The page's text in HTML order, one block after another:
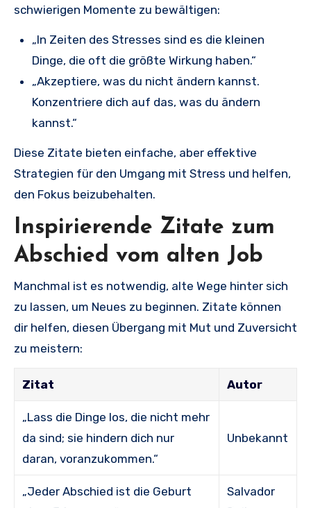
schwierigen Momente zu bewältigen:
„In Zeiten des Stresses sind es die kleinen
Dinge, die oft die größte Wirkung haben.“
„Akzeptiere, was du nicht ändern kannst.
Konzentriere dich auf das, was du ändern
kannst.“
Diese Zitate bieten einfache, aber effektive
Strategien für den Umgang mit Stress und helfen,
den Fokus beizubehalten.
Inspirierende Zitate zum
Abschied vom alten Job
Manchmal ist es notwendig, alte Wege hinter sich
zu lassen, um Neues zu beginnen. Zitate können
dir helfen, diesen Übergang mit Mut und Zuversicht
zu meistern:
Zitat Autor
„Lass die Dinge los, die nicht mehr
da sind; sie hindern dich nur
daran, voranzukommen.“
Unbekannt
„Jeder Abschied ist die Geburt
Salvador